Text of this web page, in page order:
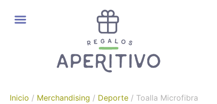
Inicio / Merchandising / Deporte / Toalla Microfibra